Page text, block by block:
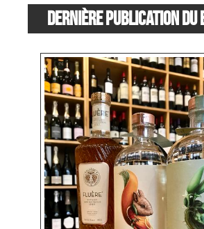
Dernière publication du